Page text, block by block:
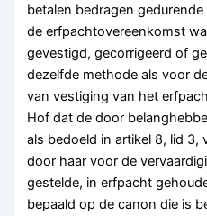
betalen bedragen
de erfpachtovereenkomst
gevestigd, gecorrigeerd of
dezelfde methode als voor
van vestiging van het
Hof dat de door
als bedoeld in artikel 8, lid 3,
door haar voor de
gestelde, in erfpacht
bepaald op de canon die is